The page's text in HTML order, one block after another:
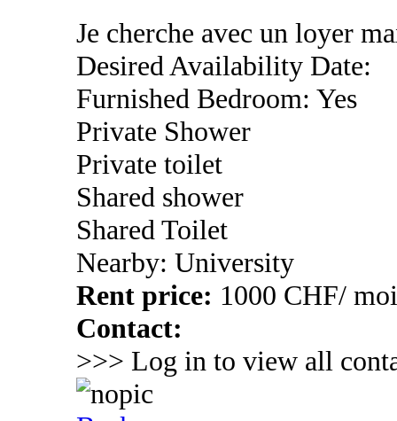
Je cherche avec un loyer
Desired Availability Date:
Furnished Bedroom: Yes
Private Shower
Private toilet
Shared shower
Shared Toilet
Nearby: University
Rent price: 1000 CHF/
Contact:
>>> Log in to view all